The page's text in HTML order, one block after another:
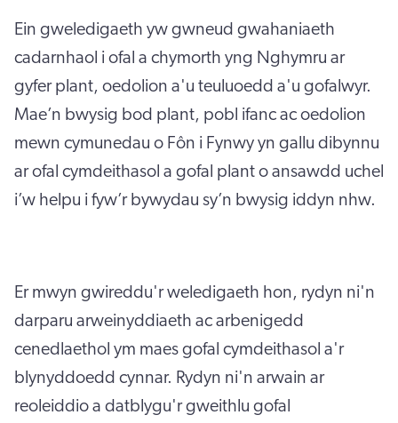
Ein gweledigaeth yw gwneud gwahaniaeth
cadarnhaol i ofal a chymorth yng Nghymru ar
gyfer plant, oedolion a'u teuluoedd a'u gofalwyr.
Mae’n bwysig bod plant, pobl ifanc ac oedolion
mewn cymunedau o Fôn i Fynwy yn gallu dibynnu
ar ofal cymdeithasol a gofal plant o ansawdd uchel
i’w helpu i fyw’r bywydau sy’n bwysig iddyn nhw.
Er mwyn gwireddu'r weledigaeth hon, rydyn ni'n
darparu arweinyddiaeth ac arbenigedd
cenedlaethol ym maes gofal cymdeithasol a'r
blynyddoedd cynnar. Rydyn ni'n arwain ar
reoleiddio a datblygu'r gweithlu gofal